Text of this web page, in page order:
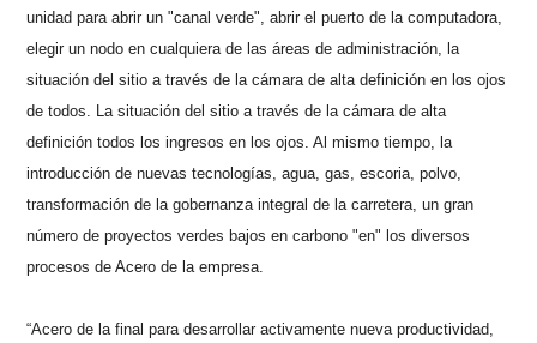
unidad para abrir un "canal verde", abrir el puerto de la computadora,
elegir un nodo en cualquiera de las áreas de administración, la
situación del sitio a través de la cámara de alta definición en los ojos
de todos. La situación del sitio a través de la cámara de alta
definición todos los ingresos en los ojos. Al mismo tiempo, la
introducción de nuevas tecnologías, agua, gas, escoria, polvo,
transformación de la gobernanza integral de la carretera, un gran
número de proyectos verdes bajos en carbono "en" los diversos
procesos de Acero de la empresa.
“Acero de la final para desarrollar activamente nueva productividad,